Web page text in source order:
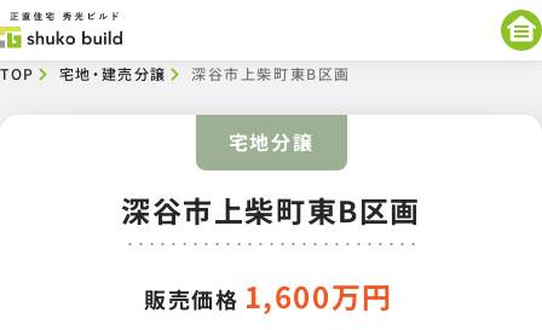
TOP 宅地・建売分譲​ 深谷市上柴町東B区画
宅地分譲
深谷市上柴町東B区画
販売価格 1,600万円